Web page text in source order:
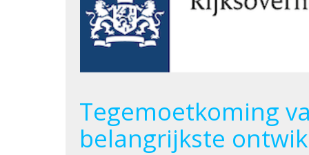
Tegemoetkoming
belangrijkste